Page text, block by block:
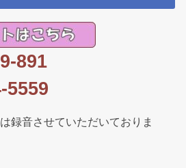
891
5559
録音させていただいておりま